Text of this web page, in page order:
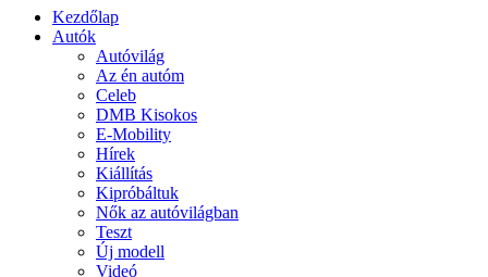
Kezdőlap
Autók
Autóvilág
Az én autóm
Celeb
DMB Kisokos
E-Mobility
Hírek
Kiállítás
Kipróbáltuk
Nők az autóvilágban
Teszt
Új modell
Videó